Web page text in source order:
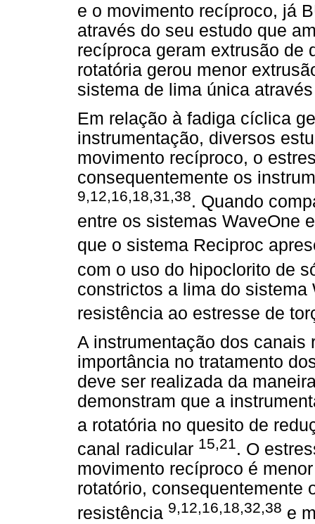
e o movimento recíproco, já
através do seu estudo que
recíproca geram extrusão de
rotatória gerou menor
sistema de lima única
Em relação à fadiga cíclica
instrumentação, diversos
movimento recíproco, o
consequentemente os
9,12,16,18,31,38. Quando
entre os sistemas WaveOne
que o sistema Reciproc
com o uso do hipoclorito de
constrictos a lima do sistema
resistência ao estresse de
A instrumentação dos canais
importância no tratamento
deve ser realizada da
demonstram que a
a rotatória no quesito de
canal radicular 15,21. O
movimento recíproco é
rotatório, consequentemente
resistência 9,12,16,18,32,38 e